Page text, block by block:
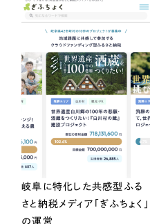
岐阜に特化した共感型ふる
さと納税メディア「ぎふちょく」
の運営